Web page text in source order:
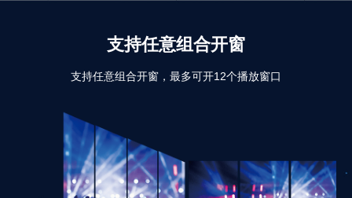
支持任意组合开窗
支持任意组合开窗，最多可开12个播放窗口